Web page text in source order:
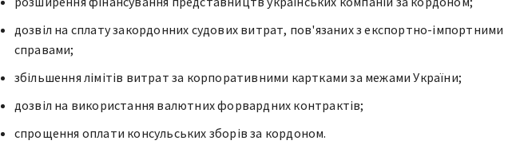
дозвіл на сплату закордонних судових витрат, пов'язаних з експортно-імпортними
справами;
збільшення лімітів витрат за корпоративними картками за межами України;
дозвіл на використання валютних форвардних контрактів;
спрощення оплати консульських зборів за кордоном.